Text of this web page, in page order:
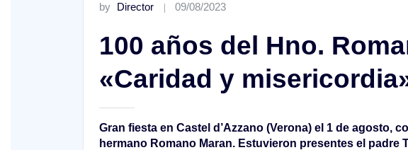
by Director 09/08/2023
100 años del Hno.
«Caridad y
Gran fiesta en Castel d’Azzano (Verona) el 1 de agosto,
hermano Romano Maran. Estuvieron presentes el padre
XVIII Domingo ordinario. Año A XVII